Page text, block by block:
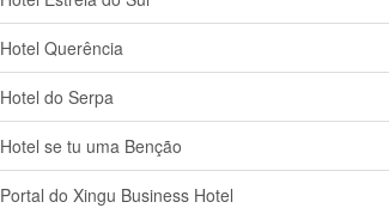
Hotel Querência
Hotel do Serpa
Hotel se tu uma Benção
Portal do Xingu Business Hotel